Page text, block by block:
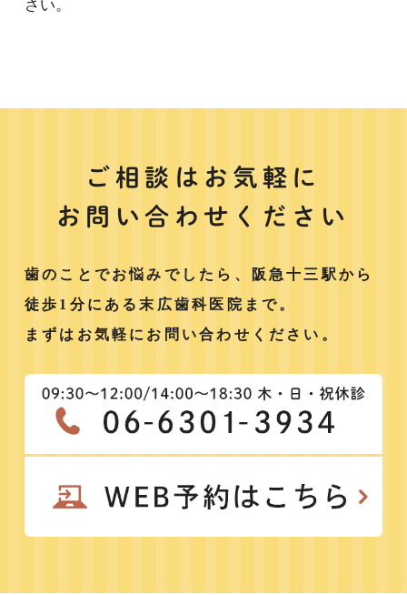
さい。
ご相談はお気軽に
お問い合わせください
歯のことでお悩みでしたら、阪急十三駅から
徒歩1分にある末広歯科医院まで。
まずはお気軽にお問い合わせください。